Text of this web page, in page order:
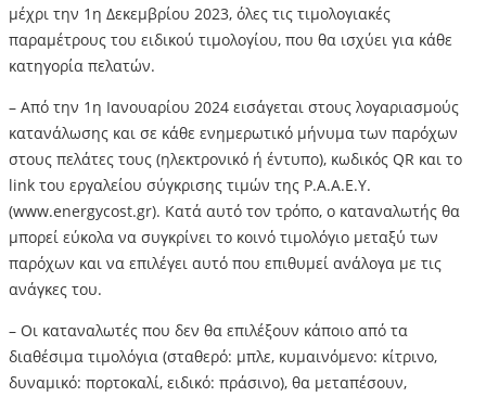
μέχρι την 1η Δεκεμβρίου 2023, όλες τις τιμολογιακές
παραμέτρους του ειδικού τιμολογίου, που θα ισχύει για κάθε
κατηγορία πελατών.
– Από την 1η Ιανουαρίου 2024 εισάγεται στους λογαριασμούς
κατανάλωσης και σε κάθε ενημερωτικό μήνυμα των παρόχων
στους πελάτες τους (ηλεκτρονικό ή έντυπο), κωδικός QR και το
link του εργαλείου σύγκρισης τιμών της Ρ.Α.Α.Ε.Υ.
(www.energycost.gr). Κατά αυτό τον τρόπο, ο καταναλωτής θα
μπορεί εύκολα να συγκρίνει το κοινό τιμολόγιο μεταξύ των
παρόχων και να επιλέγει αυτό που επιθυμεί ανάλογα με τις
ανάγκες του.
– Οι καταναλωτές που δεν θα επιλέξουν κάποιο από τα
διαθέσιμα τιμολόγια (σταθερό: μπλε, κυμαινόμενο: κίτρινο,
δυναμικό: πορτοκαλί, ειδικό: πράσινο), θα μεταπέσουν,